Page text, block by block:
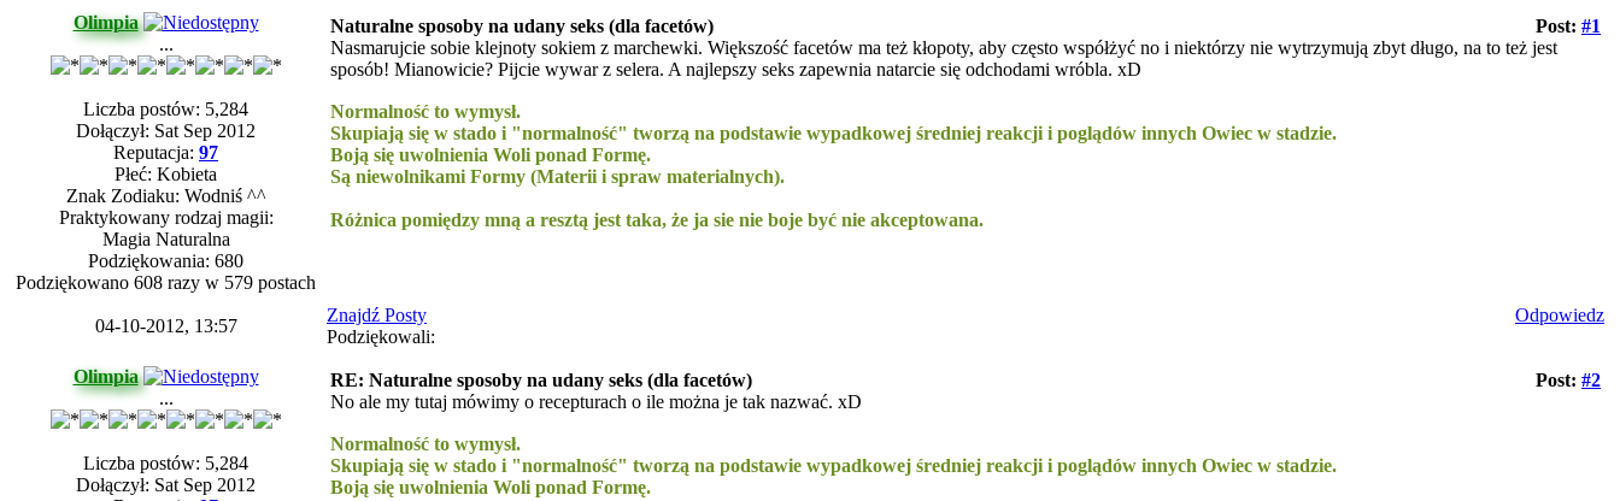
Olimpia
...
Liczba postów: 5,284
Dołączył: Sat Sep 2012
Reputacja: 97
Płeć: Kobieta
Znak Zodiaku: Wodniś ^^
Praktykowany rodzaj magii:
Magia Naturalna
Podziękowania: 680
Podziękowano 608 razy w 579 postach
Post: #1
Naturalne sposoby na udany seks (dla facetów)
Nasmarujcie sobie klejnoty sokiem z marchewki. Większość facetów ma też kłopoty, aby często współżyć no i niektórzy nie wytrzymują zbyt długo, na to też jest
sposób! Mianowicie? Pijcie wywar z selera. A najlepszy seks zapewnia natarcie się odchodami wróbla. xD
Normalność to wymysł.
Skupiają się w stado i "normalność" tworzą na podstawie wypadkowej średniej reakcji i poglądów innych Owiec w stadzie.
Boją się uwolnienia Woli ponad Formę.
Są niewolnikami Formy (Materii i spraw materialnych).
Różnica pomiędzy mną a resztą jest taka, że ja sie nie boje być nie akceptowana.
04-10-2012, 13:57
Znajdź Posty
Odpowiedz
Podziękowali:
Olimpia
...
Liczba postów: 5,284
Dołączył: Sat Sep 2012
Post: #2
RE: Naturalne sposoby na udany seks (dla facetów)
No ale my tutaj mówimy o recepturach o ile można je tak nazwać. xD
Normalność to wymysł.
Skupiają się w stado i "normalność" tworzą na podstawie wypadkowej średniej reakcji i poglądów innych Owiec w stadzie.
Boją się uwolnienia Woli ponad Formę.